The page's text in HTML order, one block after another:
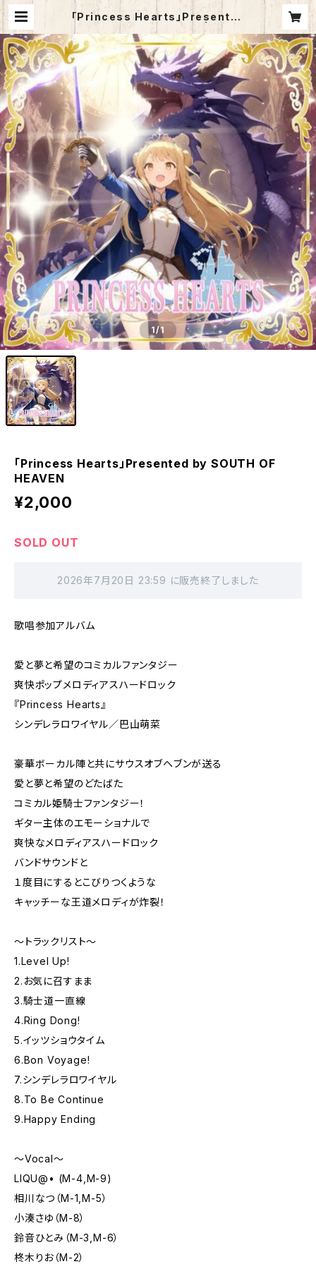
｢Princess Hearts」Presented
by SOUTH OF HEAVEN | 巴山萌
菜 WEBショップ
1/1
｢Princess Hearts」Presented by SOUTH OF
HEAVEN
¥2,000
SOLD OUT
2026年7月20日 23:59 に販売終了しました
歌唱参加アルバム
愛と夢と希望のコミカルファンタジー
爽快ポップメロディアスハードロック
『Princess Hearts』
シンデレラロワイヤル／巴山萌菜
豪華ボーカル陣と共にサウスオブヘブンが送る
愛と夢と希望のどたばた
コミカル姫騎士ファンタジー！
ギター主体のエモーショナルで
爽快なメロディアスハードロック
バンドサウンドと
１度目にするとこびりつくような
キャッチーな王道メロディが炸裂！
〜トラックリスト〜
1.Level Up!
2.お気に召すまま
3.騎士道一直線
4.Ring Dong!
5.イッツショウタイム
6.Bon Voyage!
7.シンデレラロワイヤル
8.To Be Continue
9.Happy Ending
〜Vocal〜
LIQU@• (M-4,M-9)
相川なつ（M-1,M-5）
小湊さゆ（M-8）
鈴音ひとみ（M-3,M-6）
柊木りお（M-2）